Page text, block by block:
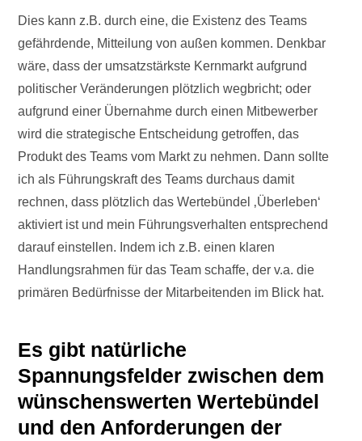
Dies kann z.B. durch eine, die Existenz des Teams
gefährdende, Mitteilung von außen kommen. Denkbar
wäre, dass der umsatzstärkste Kernmarkt aufgrund
politischer Veränderungen plötzlich wegbricht; oder
aufgrund einer Übernahme durch einen Mitbewerber
wird die strategische Entscheidung getroffen, das
Produkt des Teams vom Markt zu nehmen. Dann sollte
ich als Führungskraft des Teams durchaus damit
rechnen, dass plötzlich das Wertebündel ‚Überleben‘
aktiviert ist und mein Führungsverhalten entsprechend
darauf einstellen. Indem ich z.B. einen klaren
Handlungsrahmen für das Team schaffe, der v.a. die
primären Bedürfnisse der Mitarbeitenden im Blick hat.
Es gibt natürliche
Spannungsfelder zwischen dem
wünschenswerten Wertebündel
und den Anforderungen der